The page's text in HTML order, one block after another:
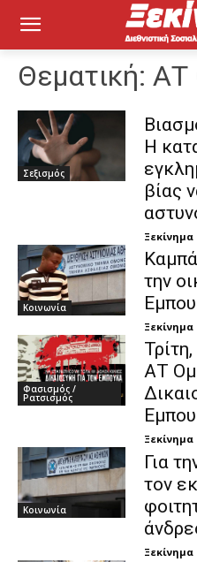
Θεματική: ΑΤ
Σεξισμός
Η
βίας
Ξεκίνημα
Κοινωνία
την
Ξεκίνημα
Φασισμός /
Ρατσισμός
ΑΤ
Ξεκίνημα
Κοινωνία
Για
τον
Ξεκίνημα